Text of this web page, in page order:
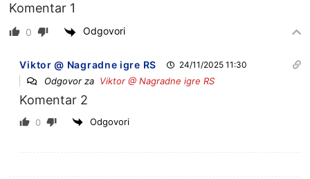
Komentar 1
0 Odgovori
Viktor @ Nagradne igre RS 24/11/2025 11:30
Odgovor za Viktor @ Nagradne igre RS
Komentar 2
0 Odgovori